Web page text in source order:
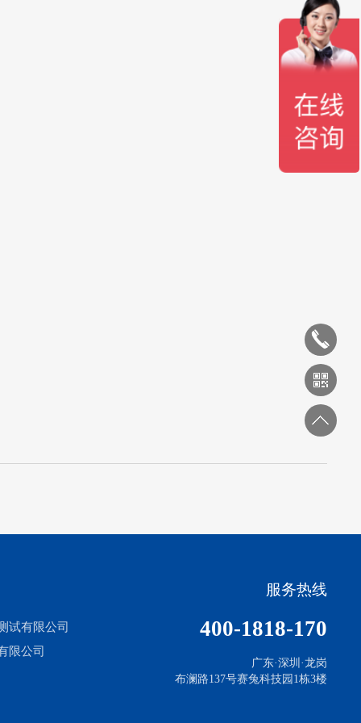
试有限公司
限公司
服务热线
400-1818-170
广东·深圳·龙岗
布澜路137号赛兔科技园1栋3楼